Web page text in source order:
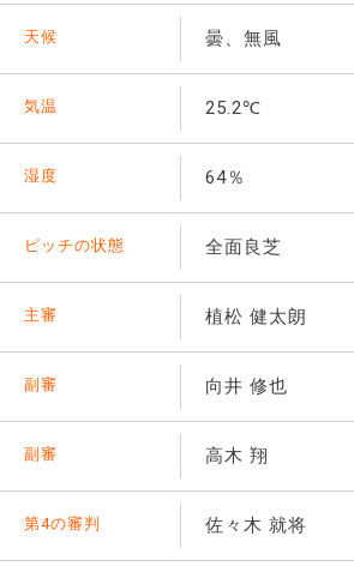
天候 曇、無風
気温 25.2℃
湿度 64％
ピッチの状態 全面良芝
主審 植松 健太朗
副審 向井 修也
副審 高木 翔
第4の審判 佐々木 就将